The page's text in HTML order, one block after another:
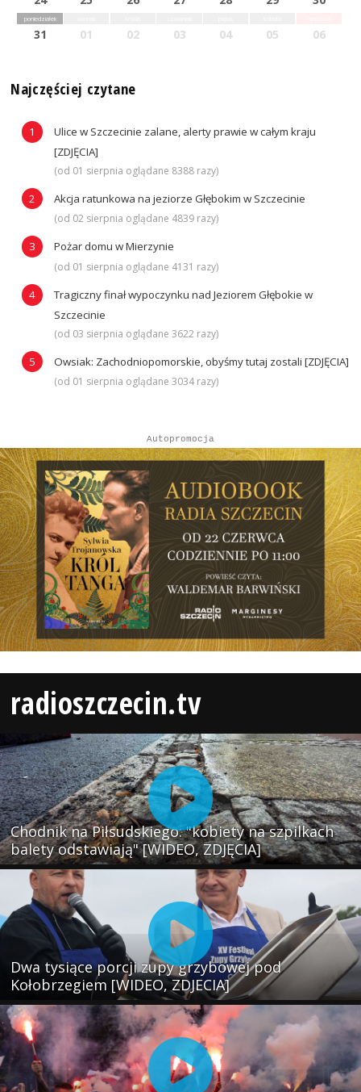
poniedziałek
31 01 02 03 04 05 06
Najczęściej czytane
Ulice w Szczecinie zalane, alerty prawie w całym kraju
[ZDJĘCIA]
(od 01 sierpnia oglądane 8388 razy)
Akcja ratunkowa na jeziorze Głębokim w Szczecinie
(od 02 sierpnia oglądane 4839 razy)
Pożar domu w Mierzynie
(od 01 sierpnia oglądane 4131 razy)
Tragiczny finał wypoczynku nad Jeziorem Głębokie w
Szczecinie
(od 03 sierpnia oglądane 3622 razy)
Owsiak: Zachodniopomorskie, obyśmy tutaj zostali [ZDJĘCIA]
(od 01 sierpnia oglądane 3034 razy)
Autopromocja
radioszczecin.tv
Chodnik na Piłsudskiego: "kobiety na szpilkach
balety odstawiają" [WIDEO, ZDJĘCIA]
Dwa tysiące porcji zupy grzybowej pod
Kołobrzegiem [WIDEO, ZDJECIA]